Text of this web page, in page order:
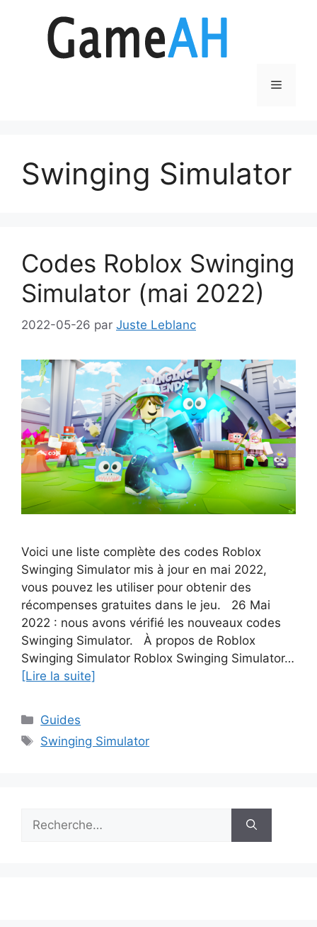
Menu
Swinging Simulator
Codes Roblox Swinging
Simulator (mai 2022)
2022-05-26 par Juste Leblanc
Voici une liste complète des codes Roblox
Swinging Simulator mis à jour en mai 2022,
vous pouvez les utiliser pour obtenir des
récompenses gratuites dans le jeu. 26 Mai
2022 : nous avons vérifié les nouveaux codes
Swinging Simulator. À propos de Roblox
Swinging Simulator Roblox Swinging Simulator…
[Lire la suite]
Catégories
Guides
Étiquettes
Swinging Simulator